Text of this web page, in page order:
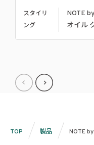
スタイリ
ング
NOTE
オイル
TOP 製品 NOTE